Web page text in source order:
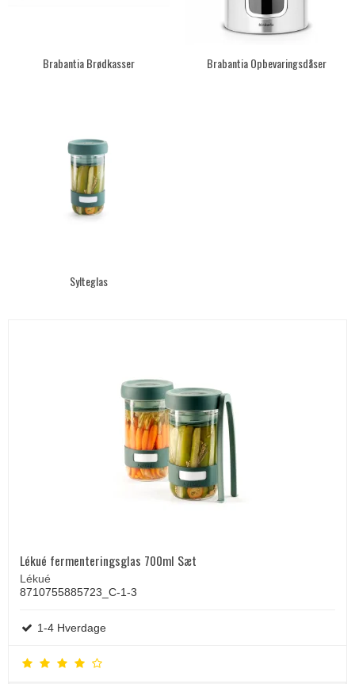
Brabantia Brødkasser Brabantia Opbevaringsdåser
Sylteglas
Lékué fermenteringsglas 700ml Sæt
Lékué
8710755885723_C-1-3
1-4 Hverdage